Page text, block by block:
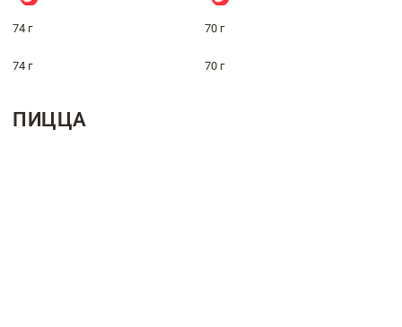
74 г 70 г
74 г 70 г
ПИЦЦА